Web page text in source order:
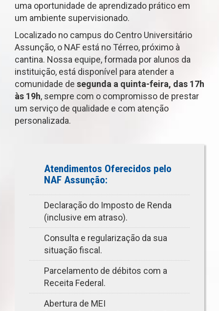
uma oportunidade de aprendizado prático em
um ambiente supervisionado.
Localizado no campus do Centro Universitário
Assunção, o NAF está no Térreo, próximo à
cantina. Nossa equipe, formada por alunos da
instituição, está disponível para atender a
comunidade de segunda a quinta-feira, das 17h
às 19h, sempre com o compromisso de prestar
um serviço de qualidade e com atenção
personalizada.
Atendimentos Oferecidos pelo
NAF Assunção:
Declaração do Imposto de Renda
(inclusive em atraso).
Consulta e regularização da sua
situação fiscal.
Parcelamento de débitos com a
Receita Federal.
Abertura de MEI